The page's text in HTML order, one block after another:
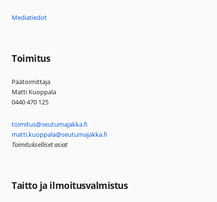
Mediatiedot
Toimitus
Päätoimittaja
Matti Kuoppala
0440 470 125
toimitus@seutumajakka.fi
matti.kuoppala@seutumajakka.fi
Toimitukselliset asiat
Taitto ja ilmoitusvalmistus